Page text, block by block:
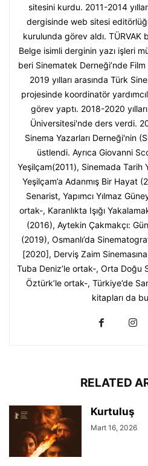
sitesini kurdu. 2011-2014
dergisinde web sitesi
kurulunda görev aldı. TÜRVAK
Belge isimli derginin yazı işleri
beri Sinematek Derneği’nde
2019 yılları arasında Türk
projesinde koordinatör
görev yaptı. 2018-2020
Üniversitesi'nde ders verdi.
Sinema Yazarları Derneği'nin
üstlendi. Ayrıca Giovanni
Yeşilçam(2011), Sinemada Tarih
Yeşilçam’a Adanmış Bir Hayat
Senarist, Yapımcı Yılmaz
ortak-, Karanlıkta Işığı
(2016), Aytekin Çakmakçı:
(2019), Osmanlı’da
[2020], Derviş Zaim
Tuba Deniz’le ortak-, Orta Doğu
Öztürk’le ortak-, Türkiye’de
kitapları da
RELATED
Kurtuluş
Mart 16, 2026